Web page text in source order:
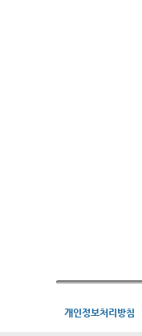
개인정보처리방침